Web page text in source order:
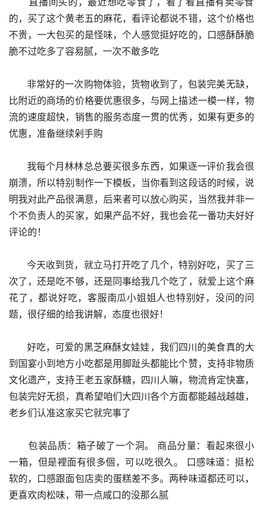
的，买了这个黄老五的麻花，看评论都说不错，这个价格也
不贵，一大包买的是怪味，个人感觉挺好吃的，口感酥酥脆
脆不过吃多了容易腻，一次不敢多吃
比附近的商场的价格要优惠很多，与网上描述一模一样，物
流的速度超快，销售的服务态度一贯的优秀，如果有更多的
优惠，准备继续剁手购
崩溃，所以特别制作一下模板，当你看到这段话的时候，说
明我对此产品很满意，后来者可以放心购买，当然我并非一
个不负责人的买家，如果产品不好，我也会花一番功夫好好
评论的！
次了，还是吃不够，还是同事给我几个吃了，就爱上这个麻
花了，都说好吃，客服南瓜小姐姐人也特别好，没问的问
题，很仔细的给我讲解，态度也很好！
到国宴小到地方小吃都是用脚趾头都能比个赞，支持非物质
文化遗产，支持王老五家酥糖，四川人嘛，物流肯定快塞，
包装完好无损，真希望咱们大四川各个方面都能越战越雄，
老乡们认准这家买它就完事了
一箱，但是裡面有很多個，可以吃很久。 口感味道：挺松
软的，口感跟面包店卖的蛋糕差不多。两种味道都还可以，
更喜欢肉松味，带一点咸口的没那么腻